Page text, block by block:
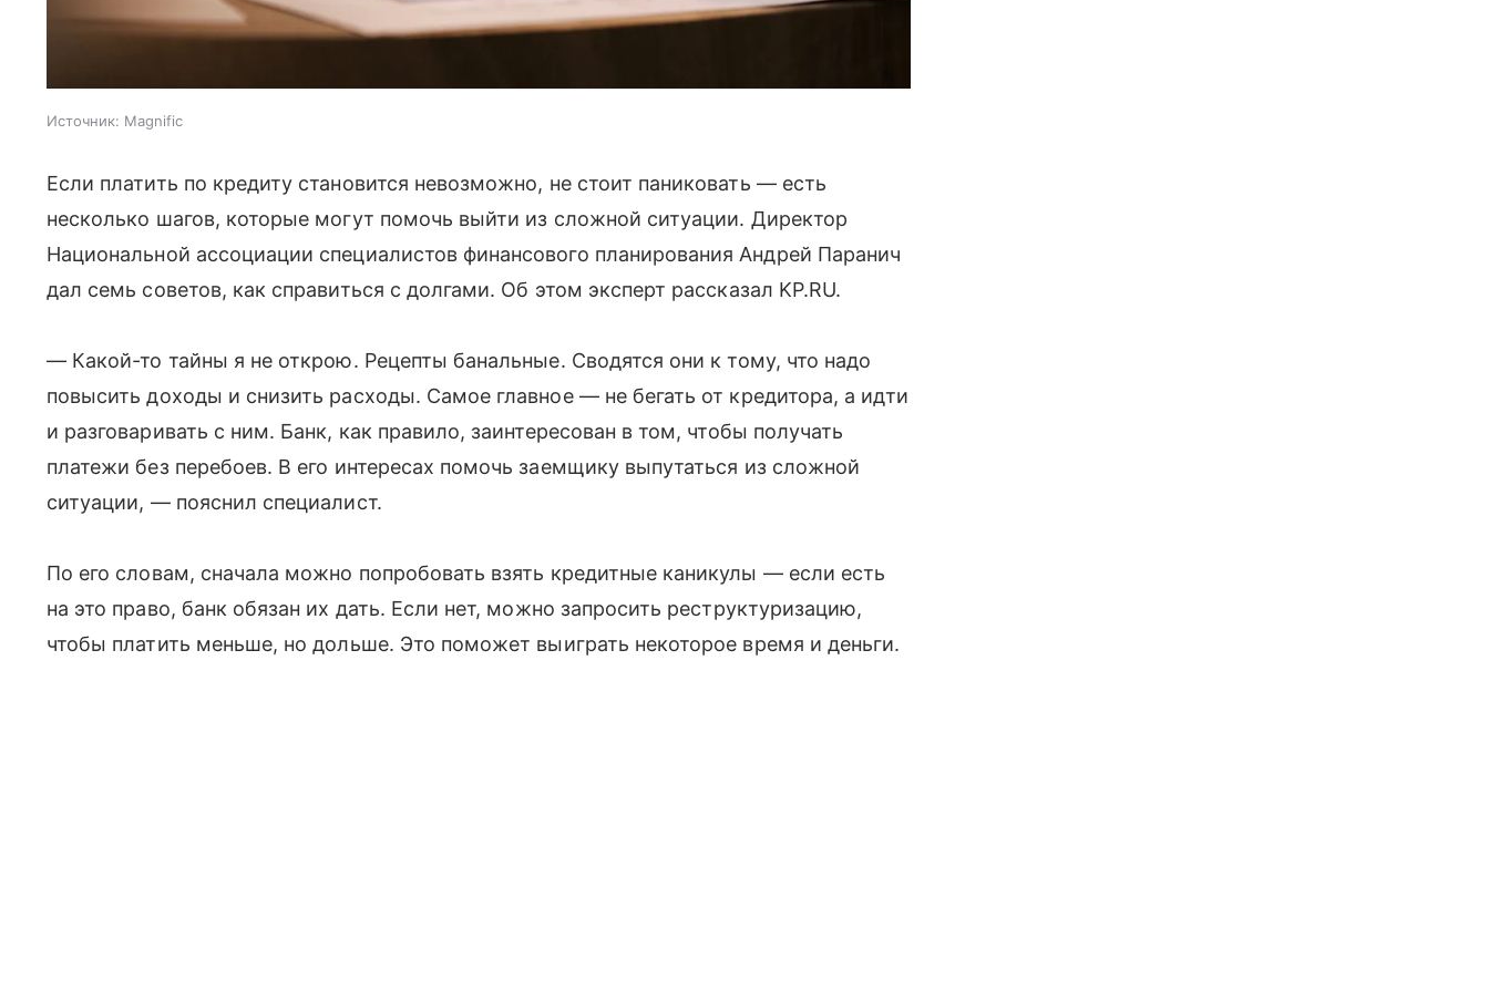
Источник: Magnific
Если платить по кредиту становится невозможно, не стоит паниковать — есть
несколько шагов, которые могут помочь выйти из сложной ситуации. Директор
Национальной ассоциации специалистов финансового планирования Андрей Паранич
дал семь советов, как справиться с долгами. Об этом эксперт рассказал KP.RU.
— Какой-то тайны я не открою. Рецепты банальные. Сводятся они к тому, что надо
повысить доходы и снизить расходы. Самое главное — не бегать от кредитора, а идти
и разговаривать с ним. Банк, как правило, заинтересован в том, чтобы получать
платежи без перебоев. В его интересах помочь заемщику выпутаться из сложной
ситуации, — пояснил специалист.
По его словам, сначала можно попробовать взять кредитные каникулы — если есть
на это право, банк обязан их дать. Если нет, можно запросить реструктуризацию,
чтобы платить меньше, но дольше. Это поможет выиграть некоторое время и деньги.